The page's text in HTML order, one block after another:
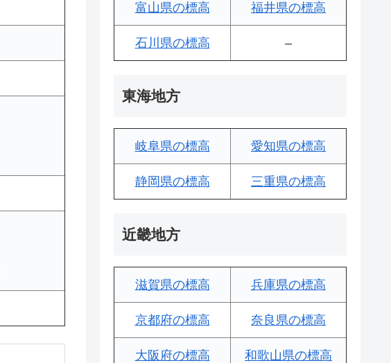
富山県の標高 福井県の標高
石川県の標高 –
東海地方
岐阜県の標高 愛知県の標高
静岡県の標高 三重県の標高
近畿地方
滋賀県の標高 兵庫県の標高
京都府の標高 奈良県の標高
大阪府の標高 和歌山県の標高